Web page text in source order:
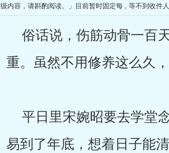
级内容，请斟酌阅读。」目前暂时固定每 , 等不到收件
俗话说，伤筋动骨一百
重。虽然不用修养这么久
平日里宋婉昭要去学堂
易到了年底，想着日子能